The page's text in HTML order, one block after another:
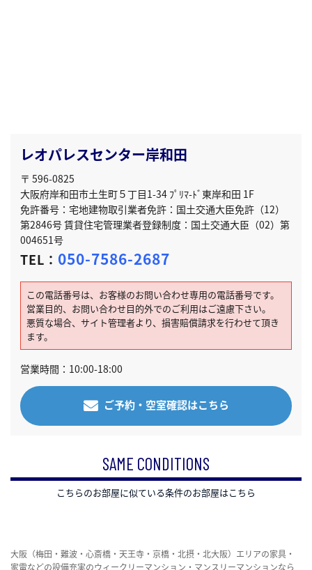
レオパレスセンター岸和田
〒 596-0825
大阪府岸和田市土生町５丁目1-34 ﾌﾟﾘﾏ-ﾄﾞ東岸和田 1F
免許番号：宅地建物取引業者免許：国土交通大臣免許（12）
第2846号 賃貸住宅管理業者登録制度：国土交通大臣（02）第
004651号
TEL： 050-7586-2687
この電話番号は、お客様のお問い合わせ専用の電話番号です。
営業目的、お問い合わせ目的外でのご利用はご遠慮下さい。
悪質な場合、サイト管理者より、損害賠償請求を行わせて頂き
ます。
営業時間：10:00-18:00
ご予約・空室確認はこちら
SAME CONDITIONS
こちらのお部屋に似ている条件のお部屋はこちら
大阪（梅田・難波・心斎橋・天王寺・京橋・北摂・北大阪）エリアの家具・
家電などの設備充実のウィークリーマンション・マンスリーマンションなら